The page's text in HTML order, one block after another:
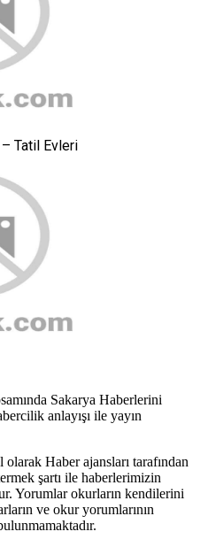
Tatil Evleri
Sakarya Haberlerini
anlayışı ile yayın
Haber ajansları tarafından
şartı ile haberlerimizin
Yorumlar okurların kendilerini
ve okur yorumlarının